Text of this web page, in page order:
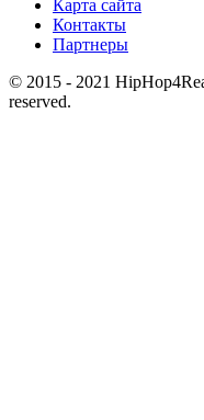
Карта сайта
Контакты
Партнеры
© 2015 - 2021
reserved.